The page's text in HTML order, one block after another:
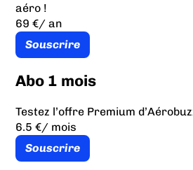
aéro !
69 €/ an
Souscrire
Abo 1 mois
Testez l’offre Premium
6.5 €/ mois
Souscrire